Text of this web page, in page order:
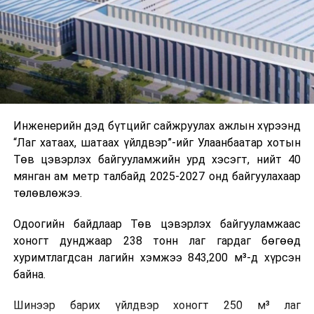
холбогдох байгууллагуудын уялдаа холбоо, аюулгүй
ажиллагааны чиглэлээр жолооч нарыг сургалт, арга
зүйгээр хангаж байна.
Мөн зам тээврийн осол, саатал болон бусад эрсдэл,
онцгой нөхцөл үүссэн үед авах арга хэмжээ, ачаалал
өдөр тутмын ажлын бэлэн байдлыг хангах зэрэг
практик ур чадварыг сургалтын хөтөлбөрт тусгажээ.
Сургалтыг танилцуулах лекц, асуулт-хариулт,
жишээнд суурилсан сургалт, багаар ажиллах дасгал,
танилцах, онцгой нөхцөлд ажиллах дадлага зэрэг
онол, практик хосолсон хэлбэрээр зохион байгуулж
байна.
зохион байгуулах Үндэсний хорооны Ажлын алба,
Инженерийн дэд бүтцийг сайжруулах ажлын хүрээнд
“Лаг хатаах, шатаах үйлдвэр”-ийг Улаанбаатар хотын
Төв цэвэрлэх байгууламжийн урд хэсэгт, нийт 40
мянган ам метр талбайд 2025-2027 онд байгуулахаар
төлөвлөжээ.
Одоогийн байдлаар Төв цэвэрлэх байгууламжаас
хоногт дунджаар 238 тонн лаг гардаг бөгөөд
хуримтлагдсан лагийн хэмжээ 843,200 м³-д хүрсэн
байна.
Шинээр барих үйлдвэр хоногт 250 м³ лаг